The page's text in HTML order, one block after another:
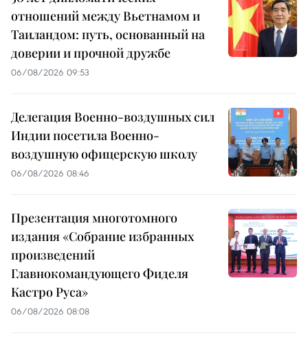
отношений между Вьетнамом и
Таиландом: путь, основанный на
доверии и прочной дружбе
06/08/2026 09:53
Делегация Военно-воздушных сил
Индии посетила Военно-
воздушную офицерскую школу
06/08/2026 08:46
Презентация многотомного
издания «Собрание избранных
произведений
Главнокомандующего Фиделя
Кастро Руса»
06/08/2026 08:08